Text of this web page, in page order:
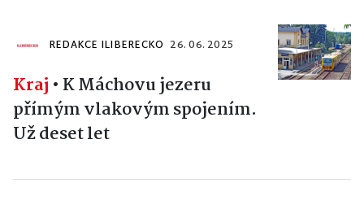
REDAKCE ILIBERECKO 26. 06. 2025
Kraj • K Máchovu jezeru
přímým vlakovým spojením.
Už deset let